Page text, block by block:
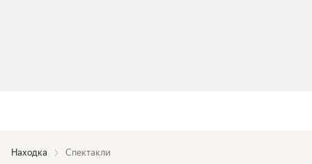
Находка Спектакли